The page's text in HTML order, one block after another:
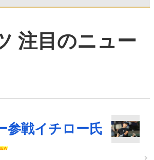
注目のニュー
参戦イチロー氏